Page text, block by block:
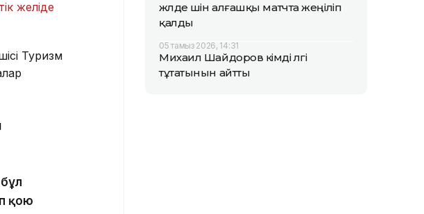
желіде
Туризм
қою
жүлде үшін алғашқы матчта жеңіліп
қалды
05 тамыз 2026, 14:31
Михаил Шайдоров кімді үлгі
тұтатынын айтты